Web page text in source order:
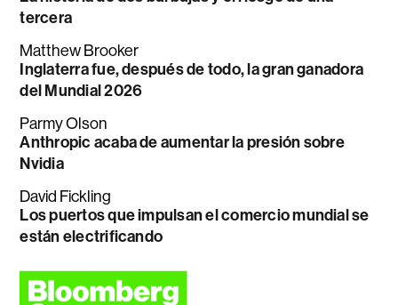
tercera
Matthew Brooker
Inglaterra fue, después de todo, la gran ganadora
del Mundial 2026
Parmy Olson
Anthropic acaba de aumentar la presión sobre
Nvidia
David Fickling
Los puertos que impulsan el comercio mundial se
están electrificando